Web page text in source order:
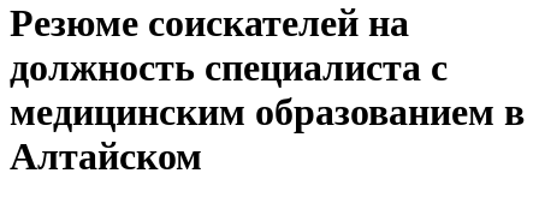
Резюме соискателей на
должность специалиста с
медицинским образованием в
Алтайском